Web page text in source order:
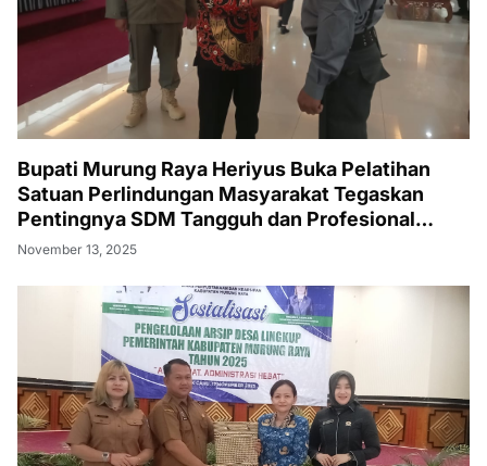
Bupati Murung Raya Heriyus Buka Pelatihan
Satuan Perlindungan Masyarakat Tegaskan
Pentingnya SDM Tangguh dan Profesional
Hadapi Tantangan Keamanan Daerah
November 13, 2025